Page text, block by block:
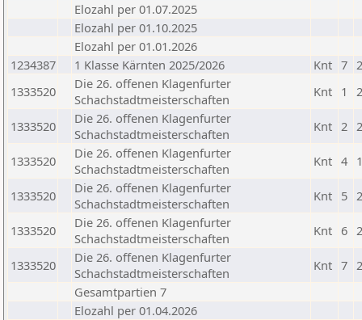
Elozahl per 01.07.2025
Elozahl per 01.10.2025
Elozahl per 01.01.2026
1234387
1 Klasse Kärnten 2025/2026 Knt 7
1333520
Die 26. offenen Klagenfurter
Schachstadtmeisterschaften
Knt 1
1333520
Die 26. offenen Klagenfurter
Schachstadtmeisterschaften
Knt 2
1333520
Die 26. offenen Klagenfurter
Schachstadtmeisterschaften
Knt 4
1333520
Die 26. offenen Klagenfurter
Schachstadtmeisterschaften
Knt 5
1333520
Die 26. offenen Klagenfurter
Schachstadtmeisterschaften
Knt 6
1333520
Die 26. offenen Klagenfurter
Schachstadtmeisterschaften
Knt 7
Gesamtpartien 7
Elozahl per 01.04.2026